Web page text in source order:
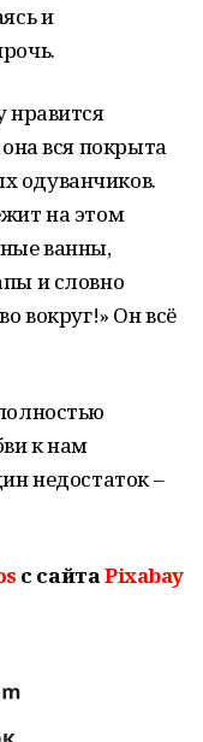
и
нравится
вся покрыта
одуванчиков.
на этом
ванны,
и словно
вокруг!» Он всё
к нам
недостаток –
с сайтаPixabay